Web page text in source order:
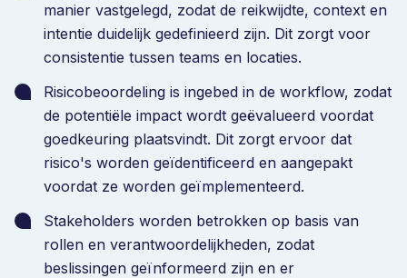
manier vastgelegd, zodat de reikwijdte, context en
intentie duidelijk gedefinieerd zijn. Dit zorgt voor
consistentie tussen teams en locaties.
Risicobeoordeling is ingebed in de workflow, zodat
de potentiële impact wordt geëvalueerd voordat
goedkeuring plaatsvindt. Dit zorgt ervoor dat
risico's worden geïdentificeerd en aangepakt
voordat ze worden geïmplementeerd.
Stakeholders worden betrokken op basis van
rollen en verantwoordelijkheden, zodat
beslissingen geïnformeerd zijn en er